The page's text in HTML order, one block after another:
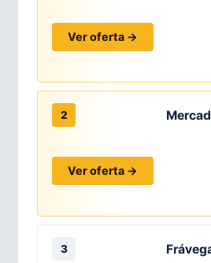
Ver oferta →
2
Ver oferta →
3